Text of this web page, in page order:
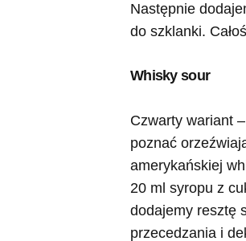
Następnie
do szklanki.
Whisky sour
Czwarty wariant
poznać
amerykańskiej
20 ml syropu z
dodajemy resztę
przecedzania i